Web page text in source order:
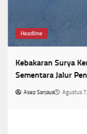
Headline
Kebakaran Surya
Sementara Jalur
Asep Sanjaya Agustus